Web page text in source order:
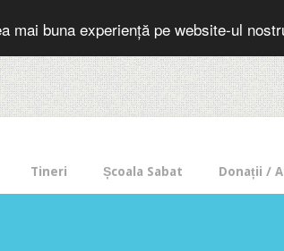
mai buna experiență pe website-ul
Tineri Școala Sabat Donații /